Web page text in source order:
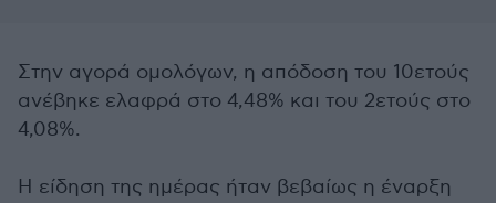
Στην αγορά ομολόγων, η απόδοση του 10ετούς
ανέβηκε ελαφρά στο 4,48% και του 2ετούς στο
4,08%.
Η είδηση της ημέρας ήταν βεβαίως η έναρξη